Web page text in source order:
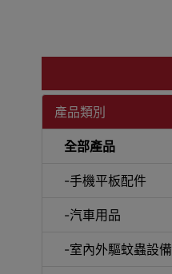
產品類別
全部產品
-手機平板配件
-汽車用品
-室內外驅蚊蟲設備